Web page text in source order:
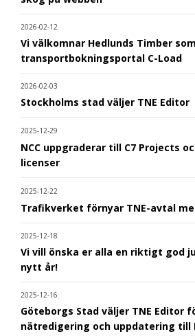
2026-02-12
Vi välkomnar Hedlunds Timber
transportbokningsportal C-Load
2026-02-03
Stockholms stad väljer TNE Editor
2025-12-29
NCC uppgraderar till C7 Projects
licenser
2025-12-22
Trafikverket förnyar TNE-avtal
2025-12-18
Vi vill önska er alla en riktigt god
nytt år!
2025-12-16
Göteborgs Stad väljer TNE Editor
nätredigering och uppdatering till